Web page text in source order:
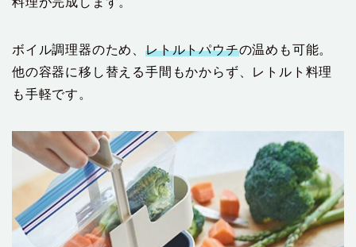
ボイル調理器のため、 レトルトパウチの温めも可能。
他の容器に移し替える手間もかからず、レトルト料理
も手軽です。